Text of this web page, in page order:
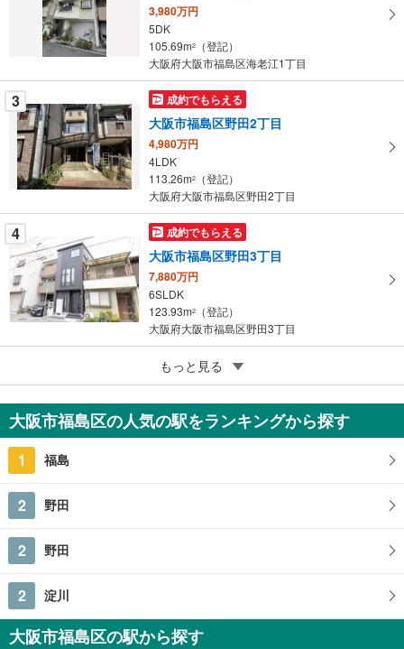
ジ
に
保
存
す
る
3,980万円
5DK
105.69m2
（登記）
大阪府大阪市福島区海老江1丁目
3 成約でもらえる
大阪市福島区野田2丁目
4,980万円
4LDK
113.26m2
（登記）
大阪府大阪市福島区野田2丁目
4 成約でもらえる
大阪市福島区野田3丁目
7,880万円
6SLDK
123.93m2
（登記）
大阪府大阪市福島区野田3丁目
成約でもらえる
大阪市福島区海老江6丁目
4,780万円
3LDK
もっと見る
大阪市福島区の人気の駅をランキングから探す
1 福島
2 野田
2 野田
2 淀川
大阪市福島区の駅から探す